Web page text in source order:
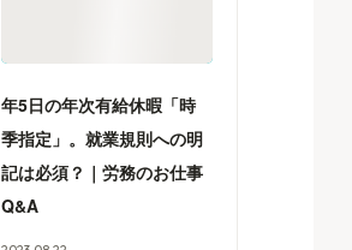
年5日の年次有給休暇「時
季指定」。就業規則への明
記は必須？｜労務のお仕事
Q&A